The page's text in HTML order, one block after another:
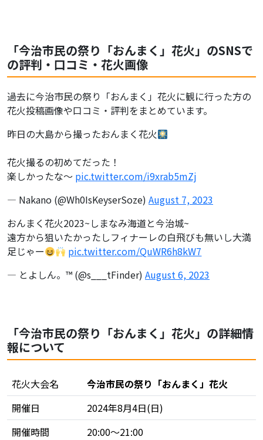
「今治市民の祭り「おんまく」花火」のSNSで
の評判・口コミ・花火画像
過去に今治市民の祭り「おんまく」花火に観に行った方の
花火投稿画像や口コミ・評判をまとめています。
昨日の大島から撮ったおんまく花火
花火撮るの初めてだった！
楽しかったな〜 pic.twitter.com/i9xrab5mZj
— Nakano (@Wh0IsKeyserSoze) August 7, 2023
おんまく花火2023~しまなみ海道と今治城~
遠方から狙いたかったしフィナーレの白飛びも無いし大満
足じゃー
pic.twitter.com/QuWR6h8kW7
— とよしん。™️ (@s___tFinder) August 6, 2023
「今治市民の祭り「おんまく」花火」の詳細情
報について
花火大会名
今治市民の祭り「おんまく」花火
開催日
2024年8月4日(日)
開催時間
20:00～21:00